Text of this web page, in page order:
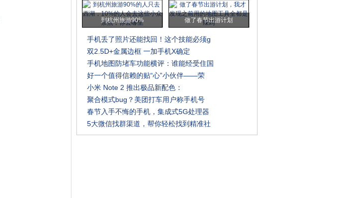
到杭州旅游90% 做了春节出游计划
手机丢了照片还能找回！这个技能必须g
双2.5D+金属边框 一加手机X确定
手机地图防堵车功能横评：谁能经受住国
好一个值得信赖的贴“心”小伙伴——荣
小米 Note 2 推出极品新配色：
聚合模式bug？美团打车用户称手机号
春节入手不悔的手机，集成式5G处理器
5大微信找群渠道，帮你轻松找到精准社